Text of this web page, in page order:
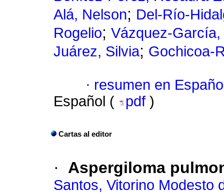
Alá, Nelson; Del-Río-
Rogelio; Vázquez-
Juárez, Silvia; Gochicoa-
· resumen en
Español (
pdf )
Cartas al editor
· Aspergiloma
Santos, Vitorino Modesto